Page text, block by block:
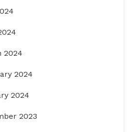
2024
2024
2024
2023